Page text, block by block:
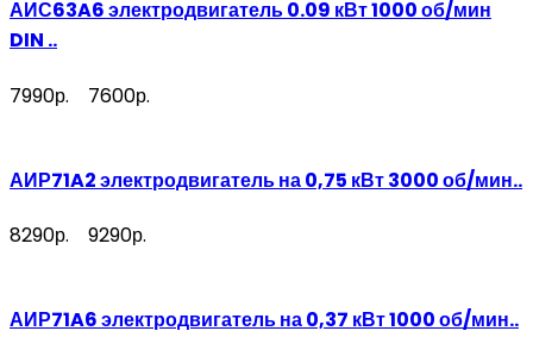
АИС63A6 электродвигатель 0.09 кВт 1000 об/мин
DIN ..
7990р. 7600р.
АИР71A2 электродвигатель на 0,75 кВт 3000 об/мин..
8290р. 9290р.
АИР71A6 электродвигатель на 0,37 кВт 1000 об/мин..